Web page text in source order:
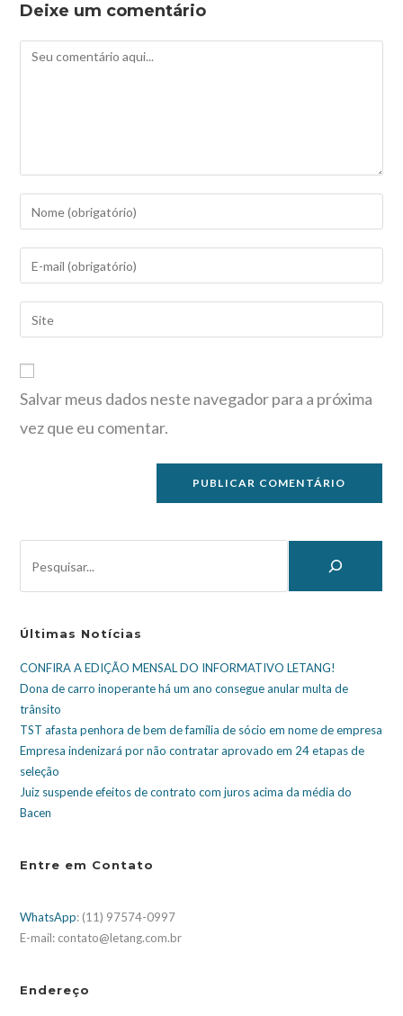
Deixe um comentário
Salvar meus dados neste navegador para a próxima
vez que eu comentar.
Últimas Notícias
CONFIRA A EDIÇÃO MENSAL DO INFORMATIVO LETANG!
Dona de carro inoperante há um ano consegue anular multa de
trânsito
TST afasta penhora de bem de família de sócio em nome de empresa
Empresa indenizará por não contratar aprovado em 24 etapas de
seleção
Juiz suspende efeitos de contrato com juros acima da média do
Bacen
Entre em Contato
WhatsApp: (11) 97574-0997
E-mail: contato@letang.com.br
Endereço